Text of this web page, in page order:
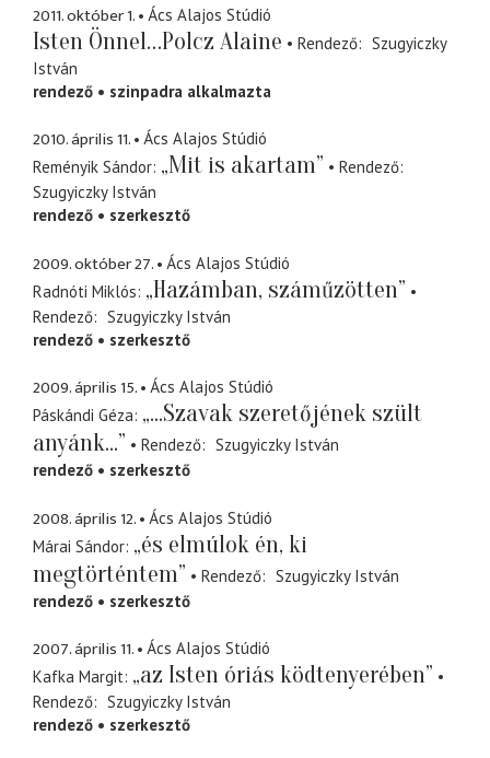
2011. október 1. Ács Alajos Stúdió
Isten Önnel…Polcz Alaine Rendező
Szugyiczky
István
rendező
szinpadra alkalmazta
2010. április 11.
Ács Alajos Stúdió
Reményik Sándor „Mit is akartam”
Rendező
Szugyiczky István
rendező
szerkesztő
2009. október 27.
Ács Alajos Stúdió
Radnóti Miklós „Hazámban, száműzötten”
Rendező
Szugyiczky István
rendező
szerkesztő
2009. április 15.
Ács Alajos Stúdió
Páskándi Géza „...Szavak szeretőjének szült
anyánk...”
Rendező
Szugyiczky István
rendező
szerkesztő
2008. április 12.
Ács Alajos Stúdió
Márai Sándor „és elmúlok én, ki
megtörténtem”
Rendező
Szugyiczky István
rendező
szerkesztő
2007. április 11.
Ács Alajos Stúdió
Kafka Margit „az Isten óriás ködtenyerében”
Rendező
Szugyiczky István
rendező
szerkesztő